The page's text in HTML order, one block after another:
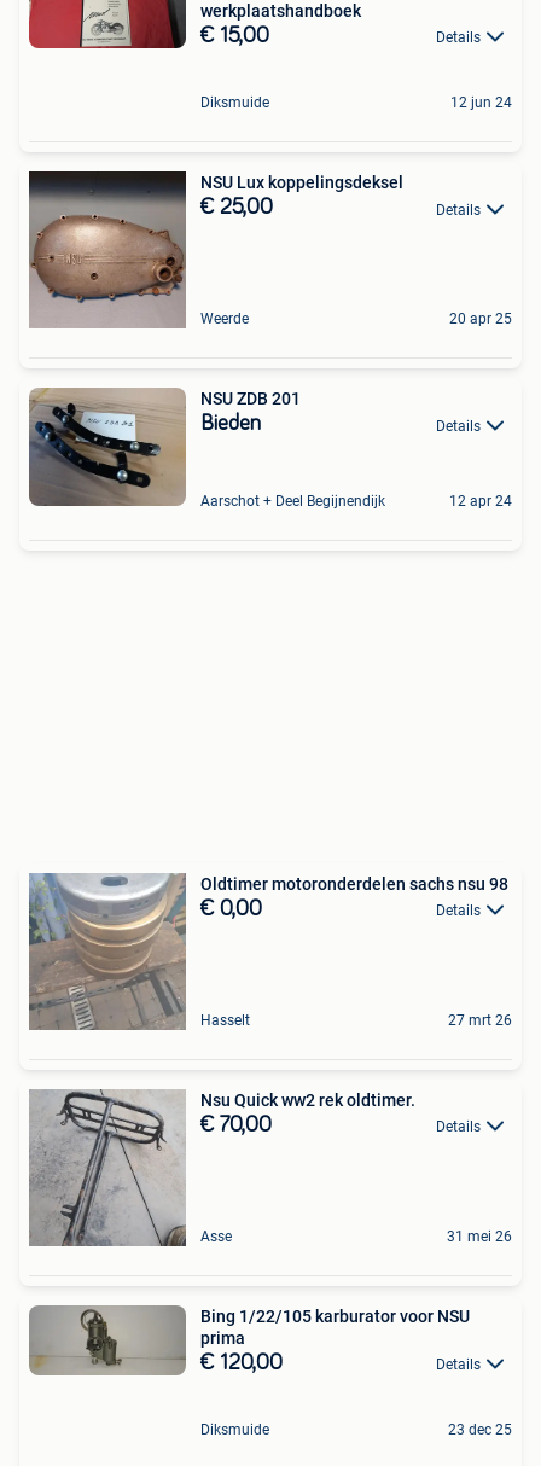
werkplaatshandboek
€ 15,00 Details
Diksmuide 12 jun 24
NSU Lux koppelingsdeksel
€ 25,00 Details
Weerde 20 apr 25
NSU ZDB 201
Bieden Details
Aarschot + Deel Begijnendijk 12 apr 24
Oldtimer motoronderdelen sachs nsu 98
€ 0,00 Details
Hasselt 27 mrt 26
Nsu Quick ww2 rek oldtimer.
€ 70,00 Details
Asse 31 mei 26
Bing 1/22/105 karburator voor NSU
prima
€ 120,00 Details
Diksmuide 23 dec 25